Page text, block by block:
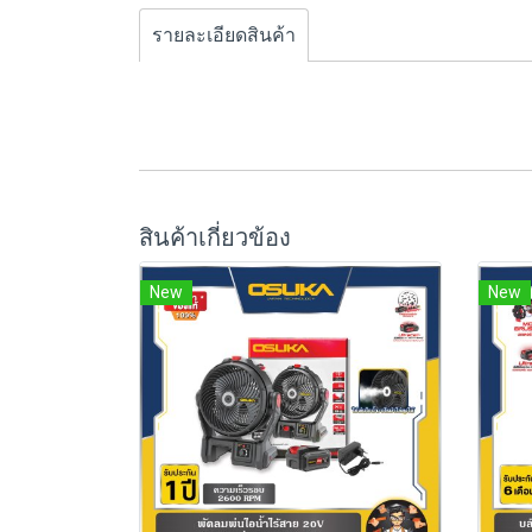
รายละเอียดสินค้า
สินค้าเกี่ยวข้อง
New New